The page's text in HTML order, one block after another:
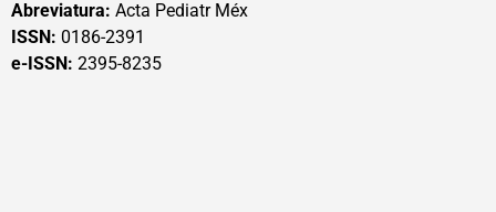
Abreviatura: Acta Pediatr Méx
ISSN: 0186-2391
e-ISSN: 2395-8235